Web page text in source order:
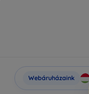
Webáruházaink